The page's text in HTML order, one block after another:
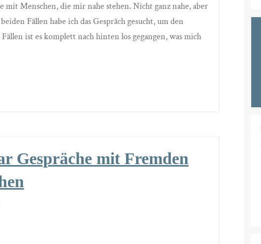
Menschen, die mir nahe stehen. Nicht ganz nahe, aber
Fällen habe ich das Gespräch gesucht, um den
ist es komplett nach hinten los gegangen, was mich
Gespräche mit Fremden